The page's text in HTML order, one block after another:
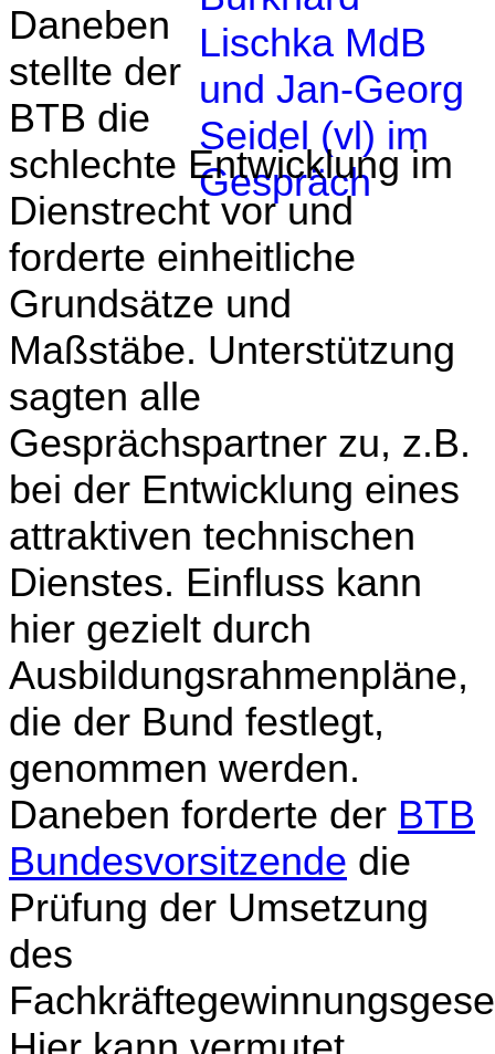
Daneben
stellte der
BTB die
schlechte Entwicklung im
Dienstrecht vor und
forderte einheitliche
Grundsätze und
Maßstäbe. Unterstützung
sagten alle
Gesprächspartner zu, z.B.
bei der Entwicklung eines
attraktiven technischen
Dienstes. Einfluss kann
hier gezielt durch
Ausbildungsrahmenpläne,
die der Bund festlegt,
genommen werden.
Daneben forderte der BTB
Bundesvorsitzende die
Prüfung der Umsetzung
des